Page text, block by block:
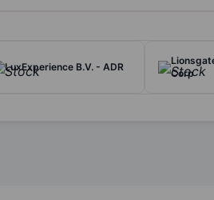
LuxExperience B.V. - ADR
Corp